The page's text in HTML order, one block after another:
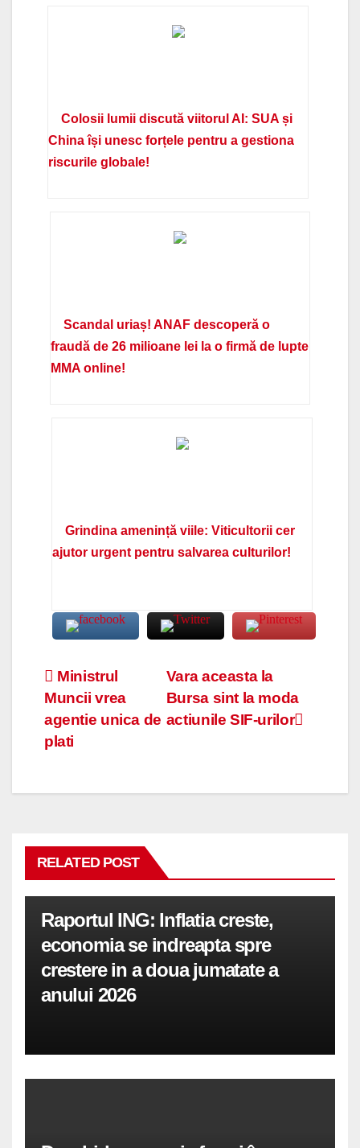
Colosii lumii discută viitorul AI: SUA și
China își unesc forțele pentru a gestiona
riscurile globale!
Scandal uriaș! ANAF descoperă o
fraudă de 26 milioane lei la o firmă de lupte
MMA online!
Grindina amenință viile: Viticultorii cer
ajutor urgent pentru salvarea culturilor!
Navigare
în
articole
Vara aceasta la
Bursa sint la moda
actiunile SIF-urilor
Ministrul
Muncii vrea
agentie unica de
plati
RELATED POST
Raportul ING: Inflatia creste,
economia se indreapta spre
crestere in a doua jumatate a
anului 2026